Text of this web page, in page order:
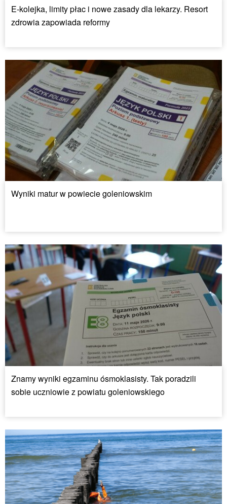
E-kolejka, limity płac i nowe zasady dla lekarzy. Resort
zdrowia zapowiada reformy
Wyniki matur w powiecie goleniowskim
Znamy wyniki egzaminu ósmoklasisty. Tak poradzili
sobie uczniowie z powiatu goleniowskiego